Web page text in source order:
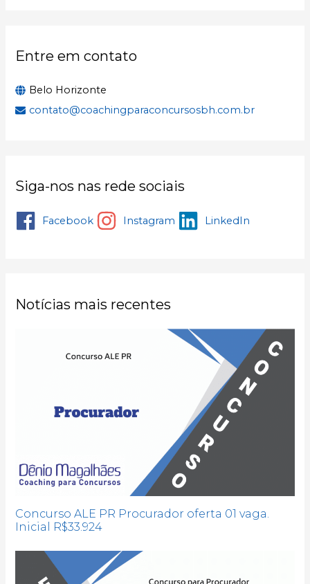
:Entre em contato
Belo Horizonte
contato@coachingparaconcursosbh.com.br
Siga-nos nas rede sociais
Facebook Instagram LinkedIn
Notícias mais recentes
Concurso ALE PR Procurador oferta 01 vaga.
Inicial R$33.924